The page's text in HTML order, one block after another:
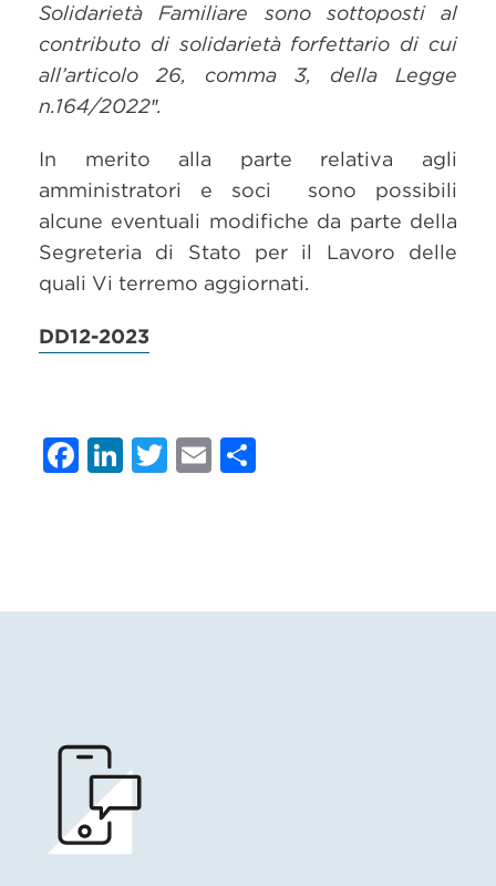
Solidarietà Familiare sono sottoposti al
contributo di solidarietà forfettario di cui
all’articolo 26, comma 3, della Legge
n.164/2022″.
In merito alla parte relativa agli
amministratori e soci sono possibili
alcune eventuali modifiche da parte della
Segreteria di Stato per il Lavoro delle
quali Vi terremo aggiornati.
DD12-2023
Facebook
LinkedIn
Twitter
Email